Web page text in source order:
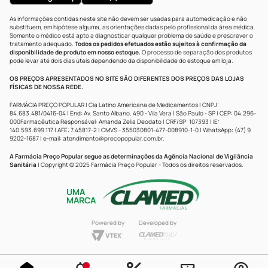
As informações contidas neste site não devem ser usadas para automedicação e não
substituem, em hipótese alguma, as orientações dadas pelo profissional da área médica.
Somente o médico está apto a diagnosticar qualquer problema de saúde e prescrever o
tratamento adequado. Todos os pedidos efetuados estão sujeitos à confirmação da
disponibilidade de produto em nosso estoque.O processo de separação dos produtos
pode levar até dois dias úteis dependendo da disponibilidade do estoque em loja.
OS PREÇOS APRESENTADOS NO SITE SÃO DIFERENTES DOS PREÇOS DAS LOJAS
FÍSICAS DE NOSSA REDE.
FARMÁCIA PREÇO POPULAR | Cia Latino Americana de Medicamentos | CNPJ:
84.683.481/0416-04 | End: Av. Santo Albano, 490 - Vila Vera | São Paulo - SP | CEP: 04.296-
000Farmacêutica Responsável: Amanda Zelia Deodato | CRF/SP: 107393 | IE:
140.593.699.117 | AFE: 7.45817-2 | CMVS - 355030801-477-008910-1-0 | WhatsApp: (47) 9
9202-1687 | e-mail: atendimento@precopopular.com.br.
A Farmácia Preço Popular segue as determinações da Agência Nacional de Vigilância
Sanitária | Copyright © 2025 Farmácia Preço Popular - Todos os direitos reservados.
UMA
MARCA
Powered by Developed by